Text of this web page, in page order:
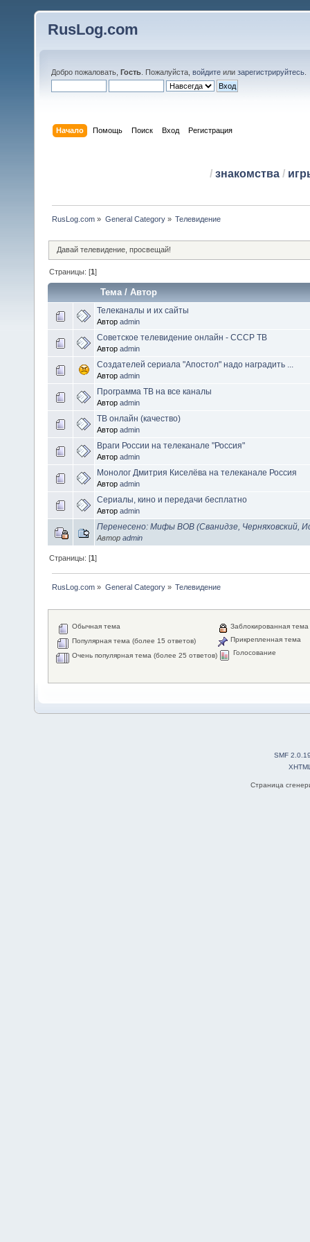
RusLog.com
Добро пожаловать, Гость . Пожалуйста, войдите или зарегистрируйтесь
Начало Помощь Поиск Вход Регистрация
/ знакомства/
RusLog.com » General Category» Телевидение
Давай телевидение, просвещай!
Страницы: [1]
Тема /Автор
Телеканалы и их сайты
Автор admin
Советское телевидение онлайн - СССР ТВ
Автор admin
Создателей сериала "Апостол" надо наградить ...
Автор admin
Программа ТВ на все каналы
Автор admin
ТВ онлайн (качество)
Автор admin
Враги России на телеканале "Россия"
Автор admin
Монолог Дмитрия Киселёва на телеканале Россия
Автор admin
Сериалы, кино и передачи бесплатно
Автор admin
Перенесено: Мифы ВОВ (Сванидзе, Черняховский,
Автор admin
Страницы: [1]
RusLog.com » General Category» Телевидение
Обычная тема
Популярная тема (более 15 ответов)
Очень популярная тема (более 25 ответов)
Заблокированная тема
Прикрепленная тема
Голосование
SMF
Страница